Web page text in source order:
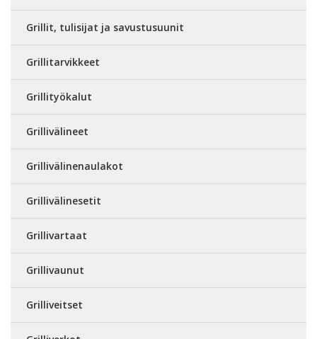
Grillit, tulisijat ja savustusuunit
Grillitarvikkeet
Grillityökalut
Grillivälineet
Grillivälinenaulakot
Grillivälinesetit
Grillivartaat
Grillivaunut
Grilliveitset